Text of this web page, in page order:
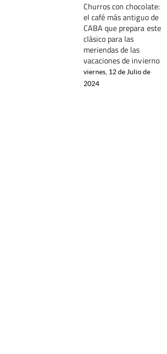
Churros con chocolate:
el café más antiguo de
CABA que prepara este
clásico para las
meriendas de las
vacaciones de invierno
viernes, 12 de Julio de
2024